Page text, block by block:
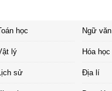
học Ngữ văn
lý Hóa học
sử Địa lí